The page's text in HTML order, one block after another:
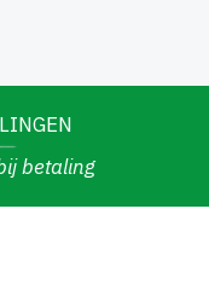
betaling